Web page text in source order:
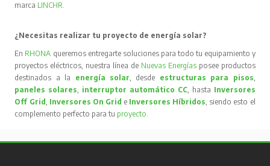
marca LINCHR.
¿Necesitas realizar tu proyecto de energía solar?
En RHONA queremos entregarte soluciones para todo tu equipamiento y
proyectos eléctricos, nuestra línea de Nuevas Energíasposee productos
destinados a la energía solar, desde estructuras para pisos,
paneles solares, interruptor automático CC, hasta Inversores
Off Grid, Inversores On Grid e Inversores Híbridos, siendo esto el
complemento perfecto para tu proyecto.